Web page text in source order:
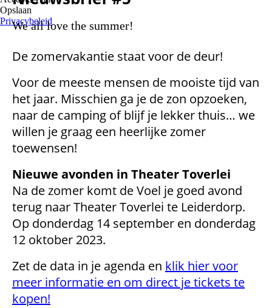
We all love the summer!
De zomervakantie staat voor de deur!
Voor de meeste mensen de mooiste tijd van
het jaar. Misschien ga je de zon opzoeken,
naar de camping of blijf je lekker thuis… we
willen je graag een heerlijke zomer
toewensen!
Nieuwe avonden in Theater Toverlei
Na de zomer komt de Voel je goed avond
terug naar Theater Toverlei te Leiderdorp.
Op donderdag 14 september en donderdag
12 oktober 2023.
Zet de data in je agenda en klik hier voor
meer informatie en om direct je tickets te
kopen!
Opslaan
Privacybeleid